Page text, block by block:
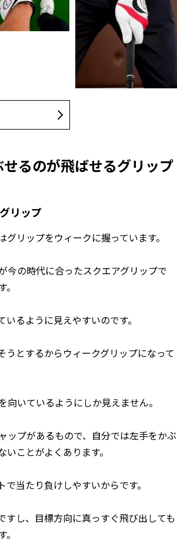
るのが飛ばせるグリップ
リップ
リップをウィークに握っています。
今の時代に合ったスクエアグリップで
るように見えやすいのです。
とするからウィークグリップになって
いているようにしか見えません。
ップがあるもので、自分では左手をかぶ
ことがよくあります。
当たり負けしやすいからです。
し、目標方向に真っすぐ飛び出しても